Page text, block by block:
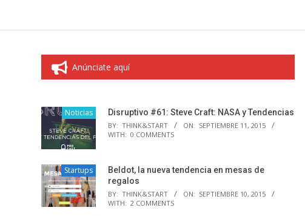
Anúnciate aquí
Noticias Disruptivo #61: Steve Craft: NASA y Tendencias
BY: THINK&START ON: SEPTIEMBRE 11, 2015
WITH: 0 COMMENTS
Startups
Beldot, la nueva tendencia en mesas de
regalos
BY: THINK&START ON: SEPTIEMBRE 10, 2015
WITH: 2 COMMENTS